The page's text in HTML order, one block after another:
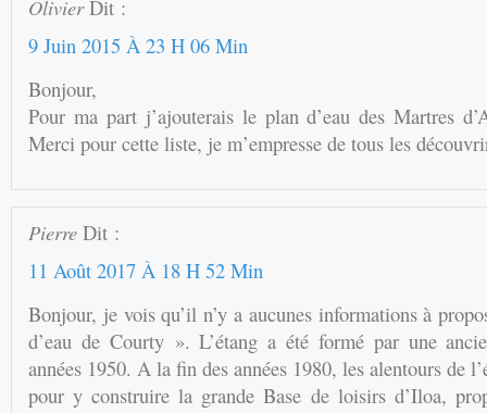
Olivier Dit :
9 Juin 2015 À 23 H 06 Min
Bonjour,
Pour ma part j’ajouterais le plan d’eau des Martres
Merci pour cette liste, je m’empresse de tous les
Pierre Dit :
11 Août 2017 À 18 H 52 Min
Bonjour, je vois qu’il n’y a aucunes informations à
d’eau de Courty ». L’étang a été formé par une
années 1950. A la fin des années 1980, les alentours de
pour y construire la grande Base de loisirs d’Iloa,